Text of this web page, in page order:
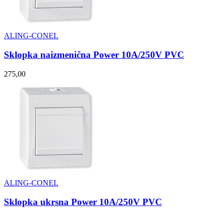
ALING-CONEL
Sklopka naizmenična Power 10A/250V PVC
275,00
ALING-CONEL
Sklopka ukrsna Power 10A/250V PVC